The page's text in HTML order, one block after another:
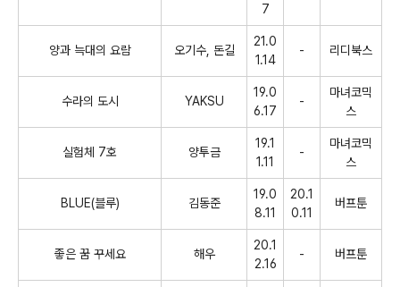
7
양과 늑대의 요람 오기수, 돈길
21.0
1.14
- 리디북스
수라의 도시 YAKSU
19.0
6.17
-
마녀코믹
스
실험체 7호 양투금
19.1
1.11
-
마녀코믹
스
BLUE(블루) 김동준
19.0
8.11
20.1
0.11
버프툰
좋은 꿈 꾸세요 해우
20.1
2.16
- 버프툰